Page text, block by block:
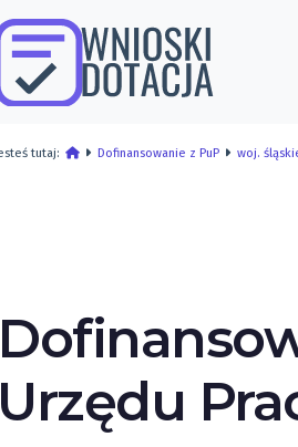
tutaj: Dofinansowanie z PuP woj.
Urzędu